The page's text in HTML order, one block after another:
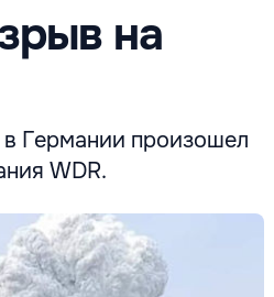
на
Германии произошел
WDR.